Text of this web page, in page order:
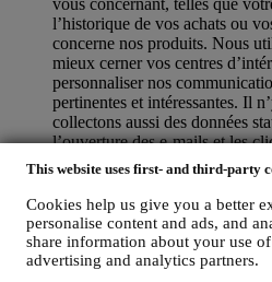
This website uses first- and third-party
Cookies help us give you a better
personalise content and ads, and
share information about your use
advertising and analytics partners.
vous concernant, telles que
l’historique de vos achats ou
concerne nos produits. Nous
mieux cerner vos centres
personnaliser nos
pertinentes et intéressantes. Il
collectons aussi des données
l’ouverture des e-mails et les
technologies industrielles
monitoring de nos lettres
sur votre consentement à
marketing personnalisées. Ce
exercé lors de la collecte des
cochant la case appropriée.